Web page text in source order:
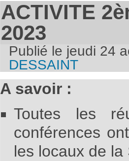
ACTIVITE
2023
Publié le jeudi 24
DESSAINT
A savoir :
Toutes les
conférences
les locaux de la